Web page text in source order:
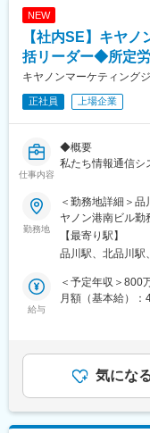
デジタルマーケ、
・アジャイル開発
CRM/SFA、生成
・社内外へのDX
化・自動化の企画
・Salesforce、
・データ活用（
市民開発の支援活
◆将来のキャリア
SFA（Salesforce
計、内製開発を
その後、ご本人の
◆出張有無
不定期 国内・海
NEW
【社内SE】キヤ
括リーダー◆所定
キヤノンマーケティング
正社員 上場企業
仕事内容
◆概要
私たち情報通信シ
の運用方法や体
私たちと一緒に、
現をリードしてい
皆さまのご応募を
◆主な業務内容
・システム運用統
ー
・オンプレからハ
ム運用変革推進
・AIや自動化技
勤務地
＜勤務地詳細＞
ヤノン港南ビル勤
全面禁煙変更の
む）
【最寄り駅】
品川駅、北品川駅
給与
＜予定年収＞800
月額（基本給）
目安の金額であ
給(月額)は固定手
気にな